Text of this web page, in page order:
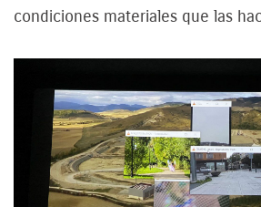
condiciones materiales que las